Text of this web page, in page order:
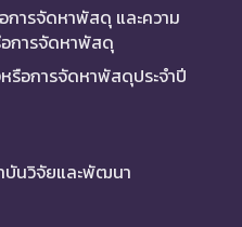
การจัดหาพัสดุ และความ
การจัดหาพัสดุ
รือการจัดหาพัสดุประจำปี
บันวิจัยและพัฒนา